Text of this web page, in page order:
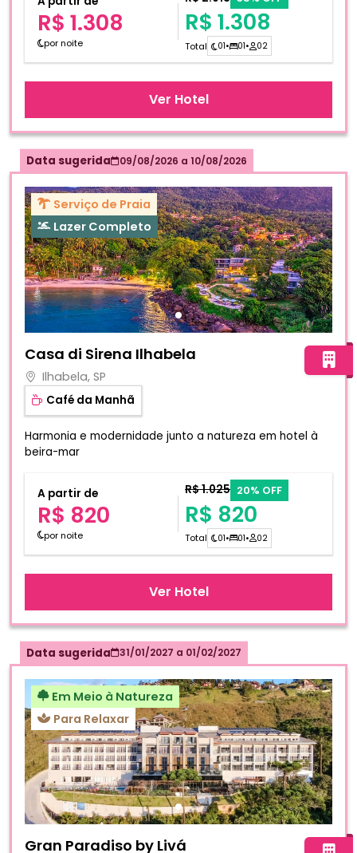
R$ 1.308
por noite
R$ 1.308
Total 01• 01• 02
Ver Hotel
Data sugerida 09/08/2026 a 10/08/2026
Serviço de Praia
Lazer Completo
Casa di Sirena Ilhabela
Ilhabela, SP
Café da Manhã
Harmonia e modernidade junto a natureza em hotel à
beira-mar
A partir de
R$ 820
por noite
R$ 1.025 20% OFF
R$ 820
Total 01• 01• 02
Ver Hotel
Data sugerida 31/01/2027 a 01/02/2027
Em Meio à Natureza
Para Relaxar
Gran Paradiso by Livá